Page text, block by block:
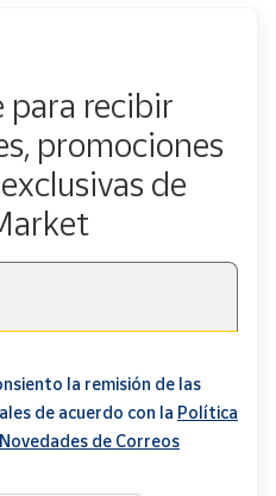
recibir
promociones
de
la remisión de las
de acuerdo con la Política
de Correos